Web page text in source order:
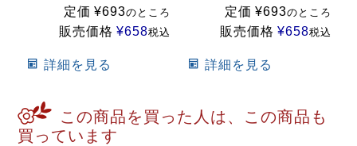
定価 ¥693のところ
販売価格 ¥658税込
詳細を見る
定価 ¥693のところ
販売価格 ¥658税込
詳細を見る
この商品を買った人は、この商品も
買っています